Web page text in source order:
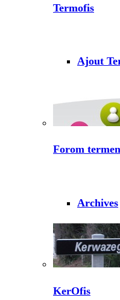
Termofis
Ajout
Forom
Archives
KerOfis